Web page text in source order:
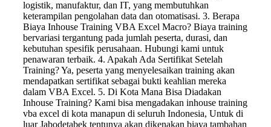
logistik, manufaktur, dan IT, yang membutuhkan
keterampilan pengolahan data dan otomatisasi. 3. Berapa
Biaya Inhouse Training VBA Excel Macro? Biaya training
bervariasi tergantung pada jumlah peserta, durasi, dan
kebutuhan spesifik perusahaan. Hubungi kami untuk
penawaran terbaik. 4. Apakah Ada Sertifikat Setelah
Training? Ya, peserta yang menyelesaikan training akan
mendapatkan sertifikat sebagai bukti keahlian mereka
dalam VBA Excel. 5. Di Kota Mana Bisa Diadakan
Inhouse Training? Kami bisa mengadakan inhouse training
vba excel di kota manapun di seluruh Indonesia, Untuk di
luar Jabodetabek tentunya akan dikenakan biaya tambahan